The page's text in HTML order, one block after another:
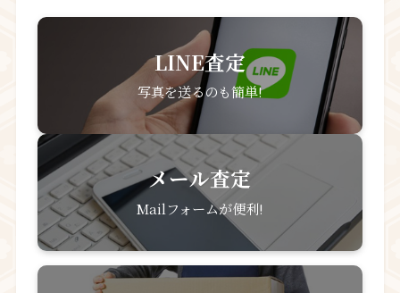
LINE査定
写真を送るのも簡単!
メール査定
Mailフォームが便利!